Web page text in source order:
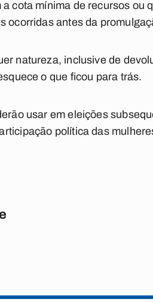
cota mínima de recursos ou
ocorridas antes da
natureza, inclusive de
o que ficou para trás.
usar em eleições
política das